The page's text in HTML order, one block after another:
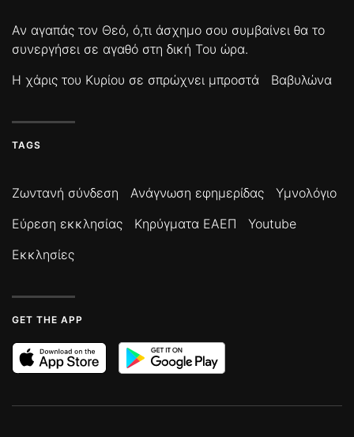
Αν αγαπάς τον Θεό, ό,τι άσχημο σου συμβαίνει θα το
συνεργήσει σε αγαθό στη δική Του ώρα.
Η χάρις του Κυρίου σε σπρώχνει μπροστά
Βαβυλώνα
TAGS
Ζωντανή σύνδεση Ανάγνωση εφημερίδας
Υμνολόγιο
Εύρεση εκκλησίας
Κηρύγματα ΕΑΕΠ
Youtube
Εκκλησίες
GET THE APP